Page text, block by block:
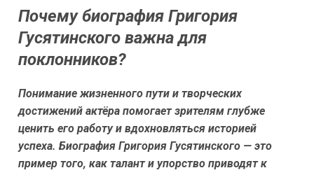
Почему биография Григория
Гусятинского важна для
поклонников?
Понимание жизненного пути и творческих
достижений актёра помогает зрителям глубже
ценить его работу и вдохновляться историей
успеха. Биография Григория Гусятинского — это
пример того, как талант и упорство приводят к